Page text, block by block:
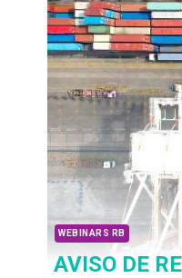
WEBINARS RB
AVISO DE